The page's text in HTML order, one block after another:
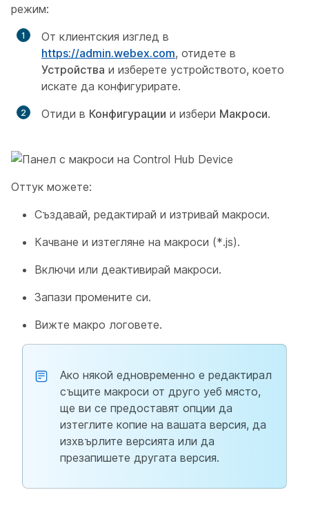
режим:
От клиентския изглед в
https://admin.webex.com, отидете в
Устройства и изберете устройството, което
искате да конфигурирате.
Отиди в Конфигурации и избери Макроси.
Оттук можете:
Създавай, редактирай и изтривай макроси.
Качване и изтегляне на макроси (*.js).
Включи или деактивирай макроси.
Запази промените си.
Вижте макро логовете.
Ако някой едновременно е редактирал
същите макроси от друго уеб място,
ще ви се предоставят опции да
изтеглите копие на вашата версия, да
изхвърлите версията или да
презапишете другата версия.